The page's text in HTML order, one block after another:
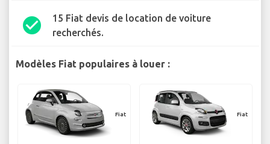
check_circle
15 Fiat devis de location de voiture
recherchés.
Modèles Fiat populaires à louer :
Fiat Fiat